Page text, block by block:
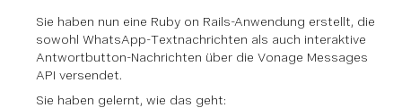
Sie haben nun eine Ruby on Rails-Anwendung erstellt, die
sowohl WhatsApp-Textnachrichten als auch interaktive
Antwortbutton-Nachrichten über die Vonage Messages
API versendet.
Sie haben gelernt, wie das geht: